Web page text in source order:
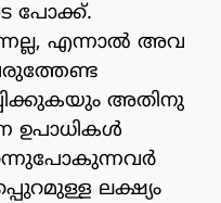
പോക്ക്.
എന്നാല്‍ അവ
അതിനു
ഉപാധികള്‍
ലക്ഷ്യം